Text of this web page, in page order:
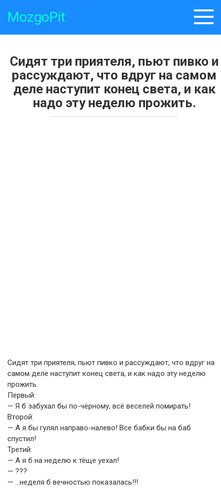
MozgoPit
Сидят три приятеля, пьют пивко и
рассуждают, что вдруг на самом
деле наступит конец света, и как
надо эту неделю прожить.
Сидят три приятеля, пьют пивко и рассуждают, что вдруг на
самом деле наступит конец света, и как надо эту неделю
прожить.
Первый:
— Я б забухал бы по-чёрному, всё веселей помирать!
Второй:
— А я бы гулял направо-налево! Все бабки бы на баб
спустил!
Третий:
— А я б на неделю к тёще уехал!
— ???
— …неделя б вечностью показалась!!!